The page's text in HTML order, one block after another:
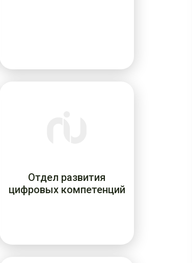
Отдел развития
цифровых компетенций